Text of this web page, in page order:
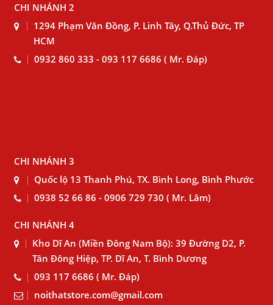
CHI NHÁNH 2
1294 Phạm Văn Đồng, P. Linh Tây, Q.Thủ Đức, TP
HCM
0932 860 333 - 093 117 6686 ( Mr. Đáp)
CHI NHÁNH 3
Quốc lộ 13 Thanh Phú, TX. Bình Long, Bình Phước
0938 52 66 86 - 0906 729 730 ( Mr. Lâm)
CHI NHÁNH 4
Kho Dĩ An (Miền Đông Nam Bộ): 39 Đường D2, P.
Tân Đông Hiệp, TP. Dĩ An, T. Bình Dương
093 117 6686 ( Mr. Đáp)
noithatstore.com@gmail.com